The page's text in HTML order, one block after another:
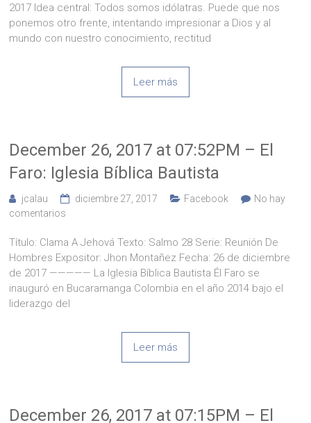
2017 Idea central: Todos somos idólatras. Puede que nos
ponemos otro frente, intentando impresionar a Dios y al
mundo con nuestro conocimiento, rectitud
Leer más
December 26, 2017 at 07:52PM – El
Faro: Iglesia Bíblica Bautista
jcalau diciembre 27, 2017 Facebook
No hay
comentarios
Título: Clama A Jehová Texto: Salmo 28 Serie: Reunión De
Hombres Expositor: Jhon Montañez Fecha: 26 de diciembre
de 2017 ————— La Iglesia Bíblica Bautista Él Faro se
inauguró en Bucaramanga Colombia en el año 2014 bajo el
liderazgo del
Leer más
December 26, 2017 at 07:15PM – El